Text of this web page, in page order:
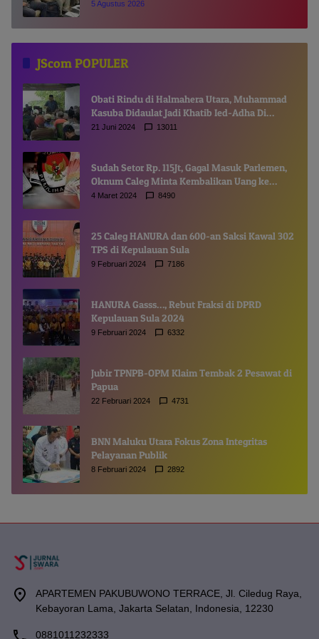
Chairul Richfat
5 Agustus 2026
JScom POPULER
Obati Rindu di Halmahera Utara, Muhammad
Kasuba Didaulat Jadi Khatib Ied-Adha Di
Gamsungi
21 Juni 2024 13011
Sudah Setor Rp. 115Jt, Gagal Masuk Parlemen,
Oknum Caleg Minta Kembalikan Uang ke
Komisioner KPUD
4 Maret 2024 8490
25 Caleg HANURA dan 600-an Saksi Kawal 302
TPS di Kepulauan Sula
9 Februari 2024 7186
HANURA Gasss…, Rebut Fraksi di DPRD
Kepulauan Sula 2024
9 Februari 2024 6332
Jubir TPNPB-OPM Klaim Tembak 2 Pesawat di
Papua
22 Februari 2024 4731
BNN Maluku Utara Fokus Zona Integritas
Pelayanan Publik
8 Februari 2024 2892
APARTEMEN PAKUBUWONO TERRACE, Jl. Ciledug Raya,
Kebayoran Lama, Jakarta Selatan, Indonesia, 12230
0881011232333